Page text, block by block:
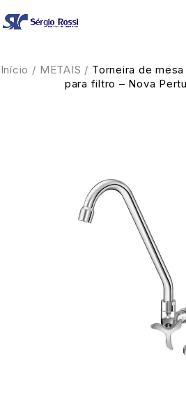
Início / METAIS / Torneira de
para filtro – Nova